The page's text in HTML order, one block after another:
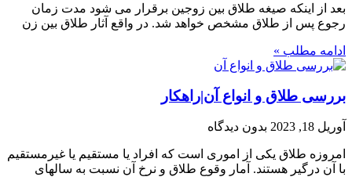
بعد از اینکه صیغه طلاق بین زوجین برقرار می شود مدت زمان
رجوع پس از طلاق مشخص خواهد شد. در واقع آثار طلاق بین زن
ادامه مطلب »
بررسی طلاق و انواع آن|راهکار
آوریل 18, 2023 بدون دیدگاه
امروزه طلاق یکی از اموری است که افراد یا مستقیم یا غیرمستقیم
با آن درگیر هستند. آمار وقوع طلاق و نرخ آن نسبت به سالهای